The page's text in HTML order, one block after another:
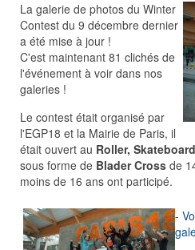
La galerie de photos du Winter
Contest du 9 décembre dernier
a été mise à jour !
C'est maintenant 81 clichés de
l'événement à voir dans nos
galeries !
Le contest était organisé par
l'EGP18 et la Mairie de Paris, il
était ouvert au Roller,
sous forme de Blader Cross de
moins de 16 ans ont participé.
-